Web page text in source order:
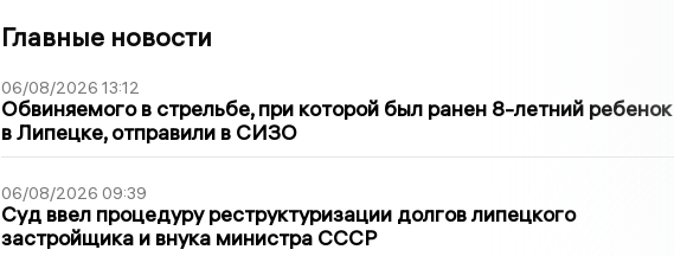
Главные новости
06/08/2026 13:12
Обвиняемого в стрельбе, при которой был ранен 8-летний ребенок
в Липецке, отправили в СИЗО
06/08/2026 09:39
Суд ввел процедуру реструктуризации долгов липецкого
застройщика и внука министра СССР